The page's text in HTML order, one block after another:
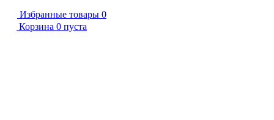
Избранные товары 0
Корзина 0 пуста